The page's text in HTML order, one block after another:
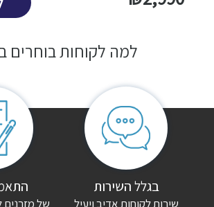
למה לקוחות בוחרים
בגלל השירות
שירות לקוחות אדיב ויעיל
של מזרנים